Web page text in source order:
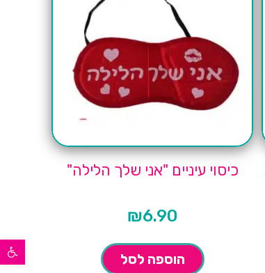
פתח סרגל נגישות
כיסוי עיניים "אני שלך הלילה"
₪6.90
הוספה לסל